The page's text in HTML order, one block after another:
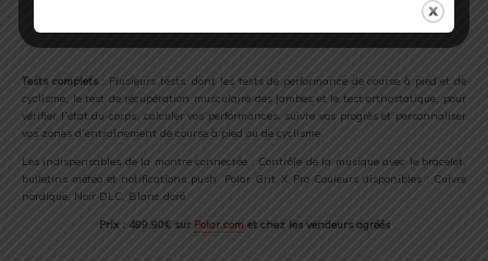
Tests complets: Plusieurs tests, dont les tests de performance de course à pied et de
cyclisme, le test de récupération musculaire des jambes et le test orthostatique, pour
vérifier l’état du corps, calculer vos performances, suivre vos progrès et personnaliser
vos zones d’entraînement de course à pied ou de cyclisme.
Les indispensables de la montre connectée : Contrôle de la musique avec le bracelet,
bulletins météo et notifications push. Polar Grit X Pro Couleurs disponibles : Cuivre
nordique, Noir DLC, Blanc doré
Prix : 499,90€ sur Polar.comet chez les vendeurs agréés